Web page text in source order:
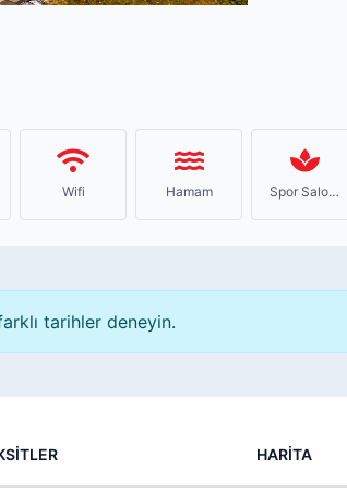
Wifi Hamam Spor Salonu
tarihler deneyin.
HARİTA